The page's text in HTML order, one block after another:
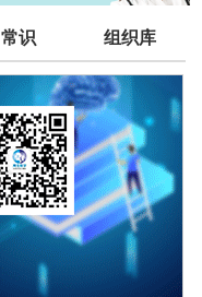
常识 组织库